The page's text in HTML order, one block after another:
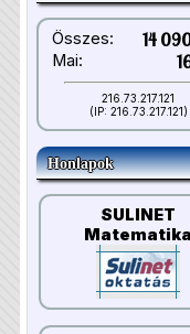
Összes: 14
Mai:
216.73.217.121
(IP: 216.73.217.121)
Honlapok
SULINET
Matematika